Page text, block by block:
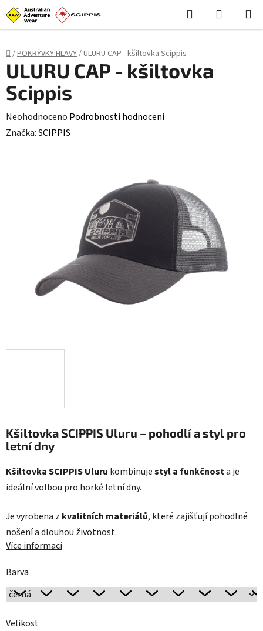
Stačí **styl (CSS)**, skript není potřeba: ```html
Přejít
na
Hledat
KOŠÍK
Domů
/POKRÝVKY HLAVY/ULURU CAP - kšiltovka Scippis
Kšiltovka SCIPPIS Uluru – pohodlí a styl pro
letní dny
Kšiltovka SCIPPIS Uluru kombinujestyl a funkčnosta je
ideální volbou pro horké letní dny.
Je vyrobena z kvalitních materiálů, které zajišťují pohodlné
nošení a dlouhou životnost.
Více informací
Barva
Velikost
ULURU CAP - kšiltovka
Scippis
Průměrné
hodnocení
Neohodnoceno Podrobnosti hodnocení
Značka:SCIPPIS